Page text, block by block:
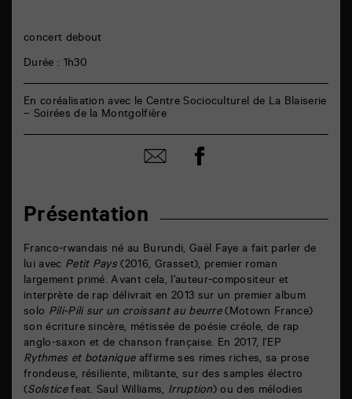
Présentation
Franco-rwandais né au Burundi, Gaël Faye a fait parler de
lui avec Petit Pays(2016, Grasset), premier roman
largement primé. Avant cela, l’auteur-compositeur et
interprète de rap délivrait en 2013 sur un premier album
solo Pili-Pili sur un croissant au beurre(Motown France)
son écriture sincère, métissée de poésie créole, de rap
anglo-saxon et de chanson française. En 2017, l’EP
Rythmes et botaniqueaffirme ses rimes riches, sa prose
frondeuse, résiliente, militante, sur des samples électro
(Solsticefeat. Saul Williams, Irruption) ou des mélodies
concert debout
Durée : 1h30
En coréalisation avec le Centre Socioculturel de La Blaiserie
– Soirées de la Montgolfière
Partager
par
Partager
sur